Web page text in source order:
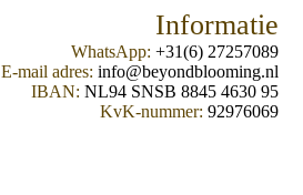
Informatie
WhatsApp: +31(6) 27257089
E-mail adres: info@beyondblooming.nl
IBAN: NL94 SNSB 8845 4630 95
KvK-nummer: 92976069